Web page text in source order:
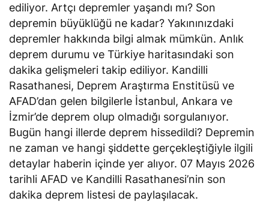
ediliyor. Artçı depremler yaşandı mı? Son
depremin büyüklüğü ne kadar? Yakınınızdaki
depremler hakkında bilgi almak mümkün. Anlık
deprem durumu ve Türkiye haritasındaki son
dakika gelişmeleri takip ediliyor. Kandilli
Rasathanesi, Deprem Araştırma Enstitüsü ve
AFAD’dan gelen bilgilerle İstanbul, Ankara ve
İzmir’de deprem olup olmadığı sorgulanıyor.
Bugün hangi illerde deprem hissedildi? Depremin
ne zaman ve hangi şiddette gerçekleştiğiyle ilgili
detaylar haberin içinde yer alıyor. 07 Mayıs 2026
tarihli AFAD ve Kandilli Rasathanesi’nin son
dakika deprem listesi de paylaşılacak.